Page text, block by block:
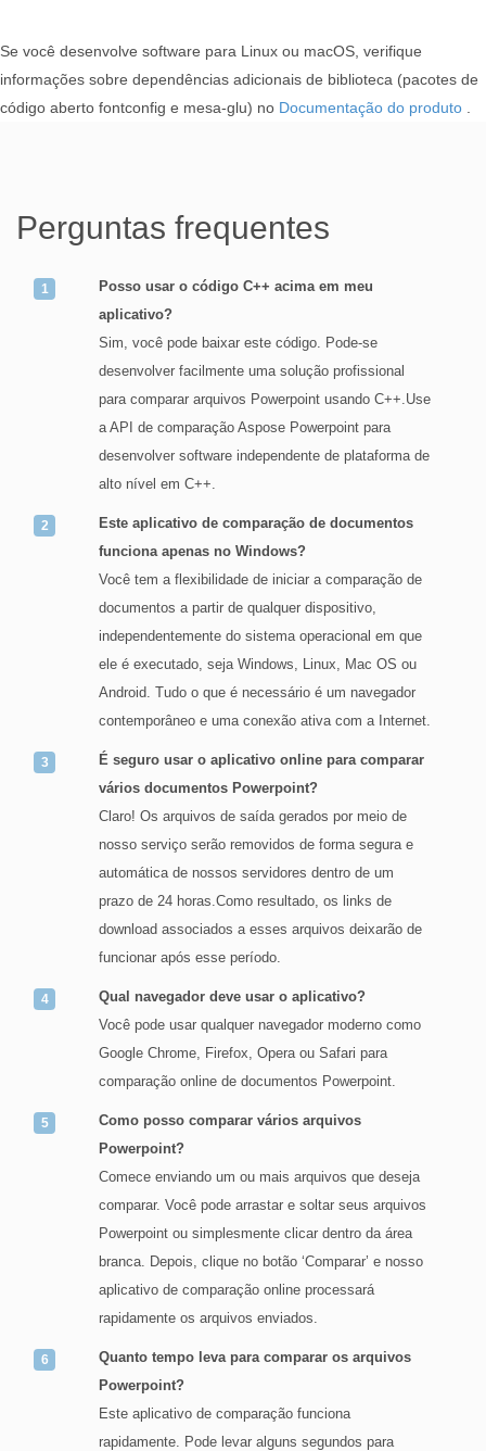
Se você desenvolve software para Linux ou macOS, verifique
informações sobre dependências adicionais de biblioteca (pacotes de
código aberto fontconfig e mesa-glu) no Documentação do produto
Perguntas frequentes
Posso usar o código C++ acima em meu
aplicativo?
Sim, você pode baixar este código. Pode-se
desenvolver facilmente uma solução profissional
para comparar arquivos Powerpoint usando C++.Use
a API de comparação Aspose Powerpoint para
desenvolver software independente de plataforma de
alto nível em C++.
Este aplicativo de comparação de documentos
funciona apenas no Windows?
Você tem a flexibilidade de iniciar a comparação de
documentos a partir de qualquer dispositivo,
independentemente do sistema operacional em que
ele é executado, seja Windows, Linux, Mac OS ou
Android. Tudo o que é necessário é um navegador
contemporâneo e uma conexão ativa com a Internet.
É seguro usar o aplicativo online para comparar
vários documentos Powerpoint?
Claro! Os arquivos de saída gerados por meio de
nosso serviço serão removidos de forma segura e
automática de nossos servidores dentro de um
prazo de 24 horas.Como resultado, os links de
download associados a esses arquivos deixarão de
funcionar após esse período.
Qual navegador deve usar o aplicativo?
Você pode usar qualquer navegador moderno como
Google Chrome, Firefox, Opera ou Safari para
comparação online de documentos Powerpoint.
Como posso comparar vários arquivos
Powerpoint?
Comece enviando um ou mais arquivos que deseja
comparar. Você pode arrastar e soltar seus arquivos
Powerpoint ou simplesmente clicar dentro da área
branca. Depois, clique no botão ‘Comparar’ e nosso
aplicativo de comparação online processará
rapidamente os arquivos enviados.
Quanto tempo leva para comparar os arquivos
Powerpoint?
Este aplicativo de comparação funciona
rapidamente. Pode levar alguns segundos para